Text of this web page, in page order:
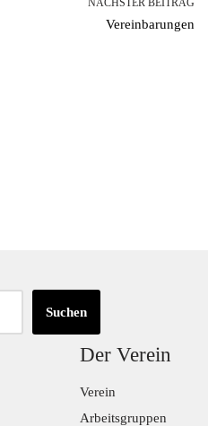
NÄCHSTER BEITRAG
Vereinbarungen
Suchen
Der Verein
Verein
Arbeitsgruppen